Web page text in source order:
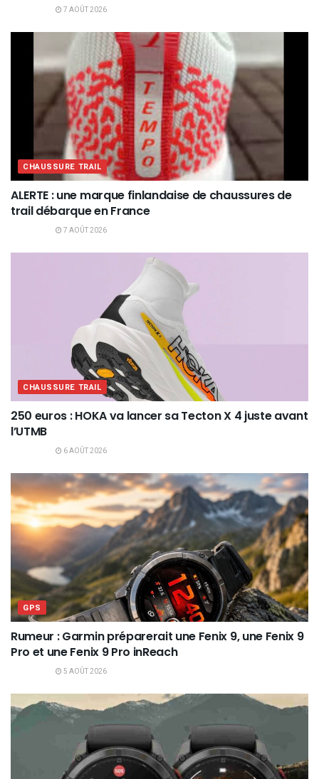
7 AOÛT 2026
CHAUSSURE TRAIL
ALERTE : une marque finlandaise de chaussures de
trail débarque en France
7 AOÛT 2026
CHAUSSURE TRAIL
250 euros : HOKA va lancer sa Tecton X 4 juste avant
l’UTMB
6 AOÛT 2026
GPS
Rumeur : Garmin préparerait une Fenix 9, une Fenix 9
Pro et une Fenix 9 Pro inReach
5 AOÛT 2026